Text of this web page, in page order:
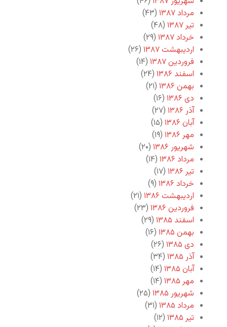
مرداد ۱۳۸۷
(۴۳)
تیر ۱۳۸۷
(۴۸)
خرداد ۱۳۸۷
(۲۹)
اردیبهشت ۱۳۸۷
(۲۶)
فروردین ۱۳۸۷
(۱۴)
اسفند ۱۳۸۶
(۲۴)
بهمن ۱۳۸۶
(۲۱)
دی ۱۳۸۶
(۱۶)
آذر ۱۳۸۶
(۲۷)
آبان ۱۳۸۶
(۱۵)
مهر ۱۳۸۶
(۱۹)
شهریور ۱۳۸۶
(۲۰)
مرداد ۱۳۸۶
(۱۴)
تیر ۱۳۸۶
(۱۷)
خرداد ۱۳۸۶
(۹)
اردیبهشت ۱۳۸۶
(۲۱)
فروردین ۱۳۸۶
(۲۳)
اسفند ۱۳۸۵
(۲۹)
بهمن ۱۳۸۵
(۱۶)
دی ۱۳۸۵
(۲۶)
آذر ۱۳۸۵
(۳۴)
آبان ۱۳۸۵
(۱۴)
مهر ۱۳۸۵
(۱۴)
شهریور ۱۳۸۵
(۲۵)
مرداد ۱۳۸۵
(۳۱)
تیر ۱۳۸۵
(۱۲)